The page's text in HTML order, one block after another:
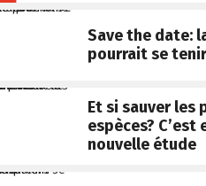
Save the date:
pourrait se
Et si sauver les
espèces?
nouvelle étude